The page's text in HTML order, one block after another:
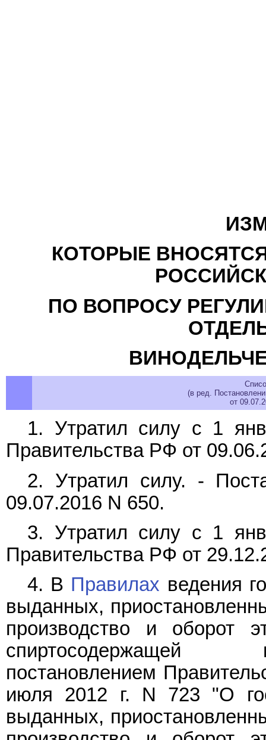
КОТОРЫЕ
ПО ВОПРОСУ
(в ред.
от
1. Утратил силу с 1
Правительства РФ от
2. Утратил силу. -
09.07.2016 N 650.
3. Утратил силу с 1
Правительства РФ от
4. В Правилах ведения
выданных,
производство и оборот
спиртосодержащей
постановлением
июля 2012 г. N 723 "О
выданных,